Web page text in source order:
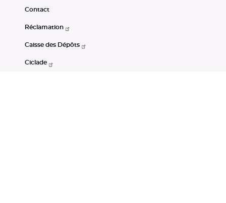
Contact
Réclamation
Caisse des Dépôts
Ciclade